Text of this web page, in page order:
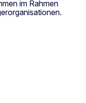
im Rahmen